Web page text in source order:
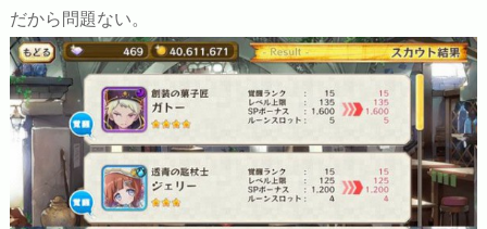
だから問題ない。